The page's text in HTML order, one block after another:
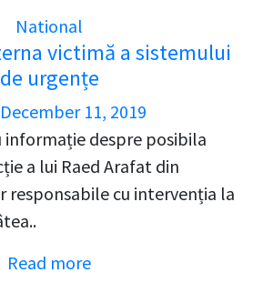
National
victimă a sistemului
de urgențe
December 11, 2019
informație despre posibila
a lui Raed Arafat din
cu intervenția la
Read more